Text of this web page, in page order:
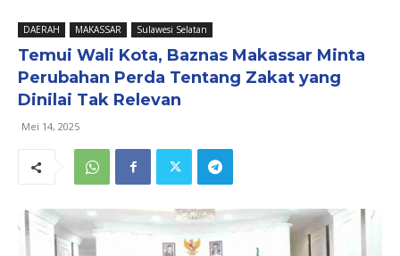
DAERAH MAKASSAR Sulawesi Selatan
Temui Wali Kota, Baznas Makassar Minta
Perubahan Perda Tentang Zakat yang
Dinilai Tak Relevan
Mei 14, 2025